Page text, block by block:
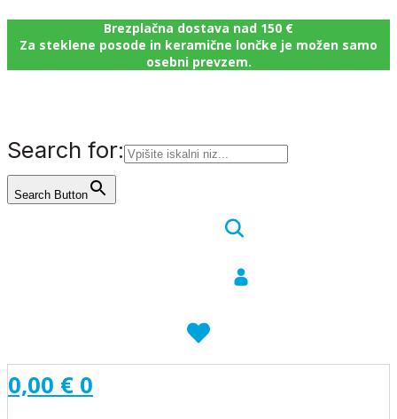
Brezplačna dostava nad 150 €
Za steklene posode in keramične lončke je možen samo
osebni prevzem.
Search for:
Search Button
0,00 € 0